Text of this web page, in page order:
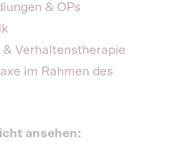
& OPs
Verhaltenstherapie
im Rahmen des
ansehen: